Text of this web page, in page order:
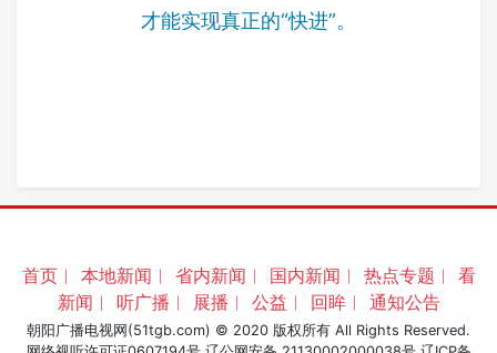
才能实现真正的“快进”。
首页︱ 本地新闻 ︱ 省内新闻 ︱ 国内新闻 ︱ 热点专题 ︱ 看
新闻 ︱ 听广播 ︱ 展播 ︱ 公益 ︱ 回眸︱ 通知公告
朝阳广播电视网(51tgb.com) © 2020 版权所有 All Rights Reserved.